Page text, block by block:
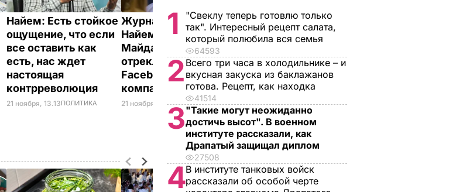
Найем: Есть стойкое
ощущение, что если
все оставить как
есть, нас ждет
настоящая
контрреволюция
21 ноября, 13.13ПОЛИТИКА
Журналист: Призыв
Найема выйти на
Майдан
отрекламировал в
Facebook сотрудник
компании Тигипко
21 ноября, 17.12СОБЫТИЯ
На Майдане в Киеве
отмечают третью
революции.
Трансляция
21 ноября, 19.18ПОЛИТИКА
1
"Свеклу теперь готовлю только
так". Интересный рецепт салата,
который полюбила вся семья
64593
2 Всего три часа в холодильнике – и
вкусная закуска из баклажанов
готова. Рецепт, как находка
41514
3"Такие могут неожиданно
достичь высот". В военном
институте рассказали, как
Драпатый защищал диплом
27508
4В институте танковых войск
рассказали об особой черте